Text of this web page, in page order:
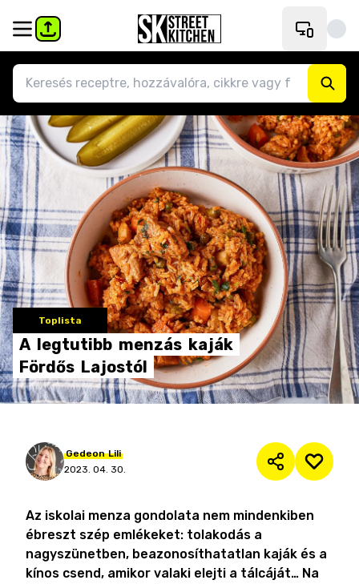
Toplista
A legtutibb menzás kaják
Fördős Lajostól
Gedeon Lili
2023. 04. 30.
Az iskolai menza gondolata nem mindenkiben
ébreszt szép emlékeket: tolakodás a
nagyszünetben, beazonosíthatatlan kaják és a
kínos csend, amikor valaki elejti a tálcáját… Na